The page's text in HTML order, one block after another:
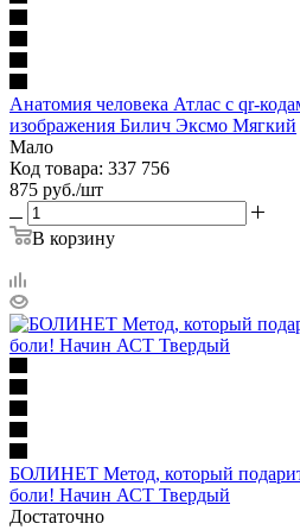
Анатомия человека Атлас с qr-
изображения Билич Эксмо Мягкий
Мало
Код товара: 337 756
875 руб./шт
В корзину
БОЛИНЕТ Метод, который подарит
боли! Начин АСТ Твердый
Достаточно